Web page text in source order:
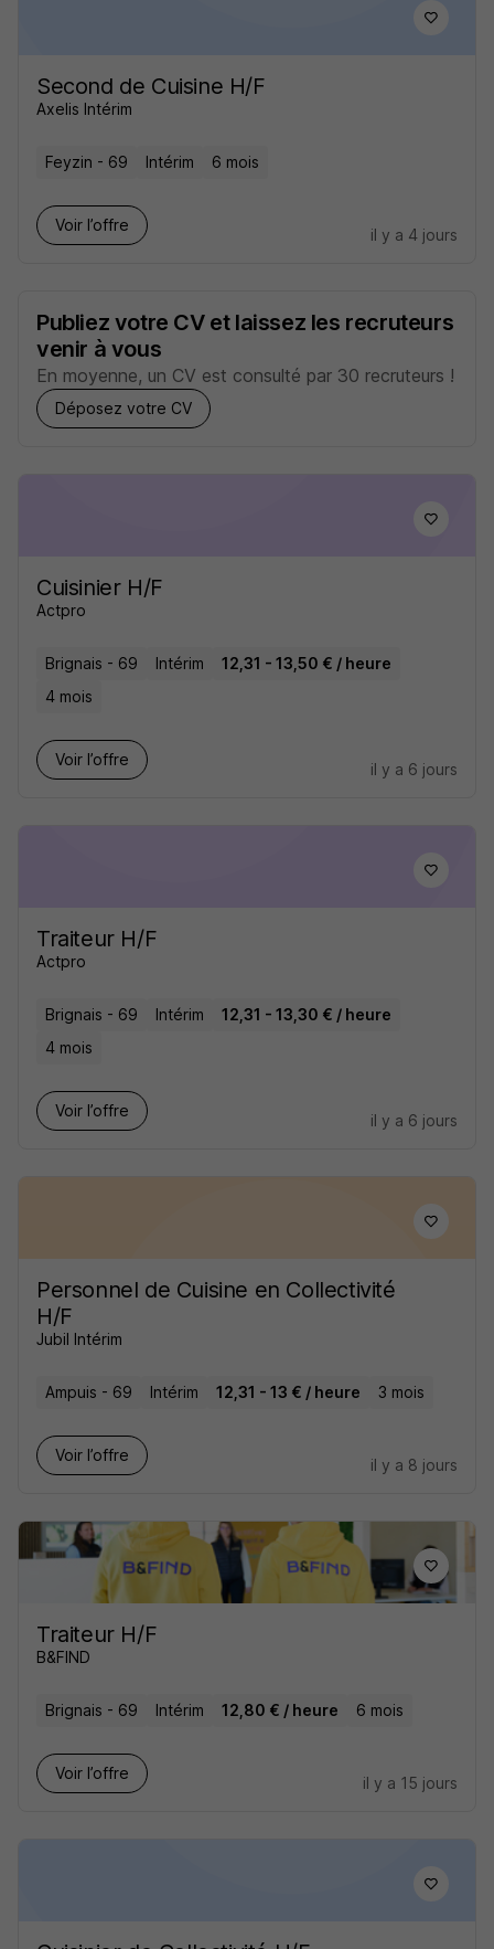
Second de Cuisine H/F
Axelis Intérim
Feyzin - 69 Intérim 6 mois
Voir l’offre
il y a 4 jours
Publiez votre CV et laissez les recruteurs
venir à vous
En moyenne, un CV est consulté par 30 recruteurs !
Déposez votre CV
Cuisinier H/F
Actpro
Brignais - 69 Intérim
12,31 - 13,50 € / heure
4 mois
Voir l’offre
il y a 6 jours
Traiteur H/F
Actpro
Brignais - 69 Intérim
12,31 - 13,30 € / heure
4 mois
Voir l’offre
il y a 6 jours
Personnel de Cuisine en Collectivité
H/F
Jubil Intérim
Ampuis - 69 Intérim 12,31 - 13 € / heure 3 mois
Voir l’offre
il y a 8 jours
Traiteur H/F
B&FIND
Brignais - 69 Intérim 12,80 € / heure 6 mois
Voir l’offre
il y a 15 jours